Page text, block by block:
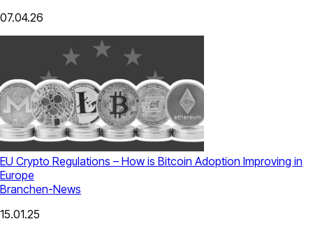
07.04.26
EU Crypto Regulations – How is Bitcoin Adoption Improving in
Europe
Branchen-News
15.01.25